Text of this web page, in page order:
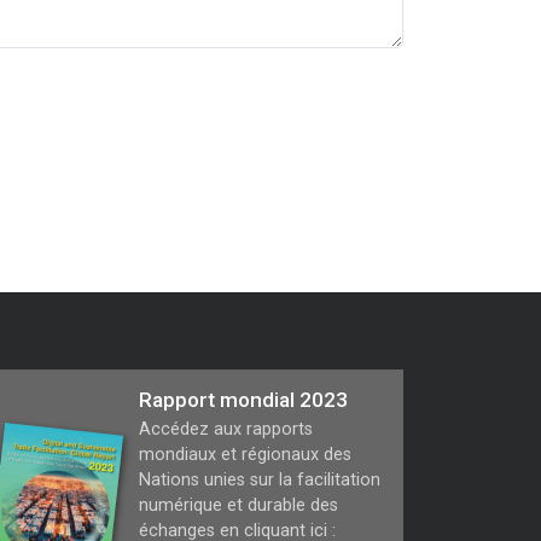
Rapport mondial 2023
Accédez aux rapports
mondiaux et régionaux des
Nations unies sur la facilitation
numérique et durable des
échanges en cliquant ici :